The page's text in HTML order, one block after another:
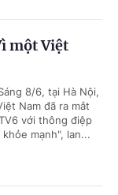
một Việt
8/6, tại Hà Nội,
Nam đã ra mắt
với thông điệp
mạnh", lan...